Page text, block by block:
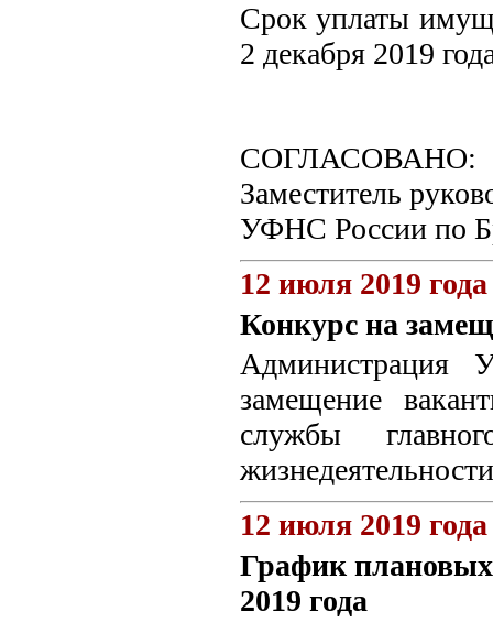
Срок уплаты
2 декабря 2019
СОГЛАСОВАНО:
Заместитель
УФНС России по
12 июля 2019 года
Конкурс на
Администрация
замещение
службы
12 июля 2019 года
График
2019 года